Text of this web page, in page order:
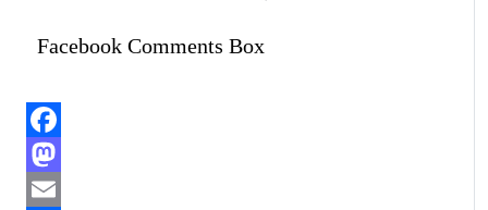
Facebook Comments Box
Facebook
Mastodon